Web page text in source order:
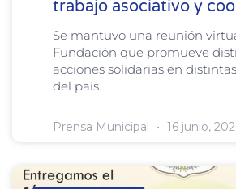
trabajo asociativo y
Se mantuvo una reunión
Fundación que promueve
acciones solidarias en
del país.
Prensa Municipal 16 junio,